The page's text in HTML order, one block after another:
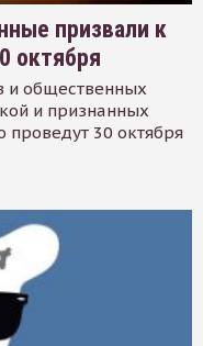
призвали к
октября
и общественных
и признанных
проведут 30 октября